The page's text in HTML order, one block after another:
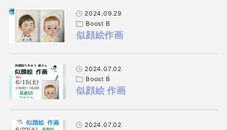
2024.09.29
Boost B
似顔絵作画
2024.07.02
Boost B
似顔絵 作画
2024.07.02